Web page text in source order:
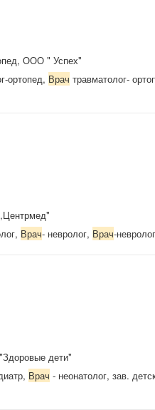
ООО " Успех"
ортопед, Врач травматолог-
Врач- невролог, Врач-невролог
дети"
Врач - неонатолог, зав.